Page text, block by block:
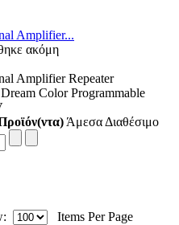
Amplifier...
ακόμη
Amplifier Repeater
Color Programmable
Άμεσα Διαθέσιμο
Items Per Page